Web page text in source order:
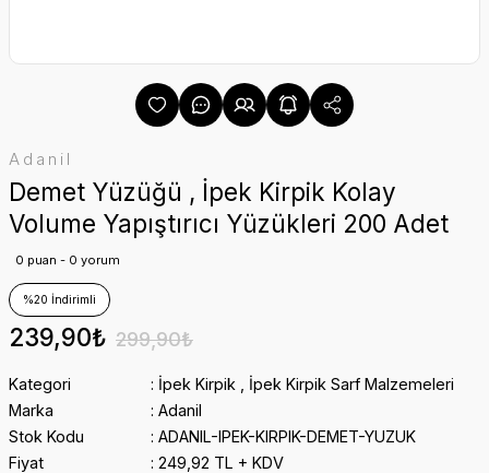
Adanil
Demet Yüzüğü , İpek Kirpik Kolay
Volume Yapıştırıcı Yüzükleri 200 Adet
0 puan - 0 yorum
%20 İndirimli
239,90₺ 299,90₺
Kategori İpek Kirpik
İpek Kirpik Sarf Malzemeleri
Marka
Adanil
Stok Kodu
ADANIL-IPEK-KIRPIK-DEMET-YUZUK
Fiyat
249,92 TL + KDV